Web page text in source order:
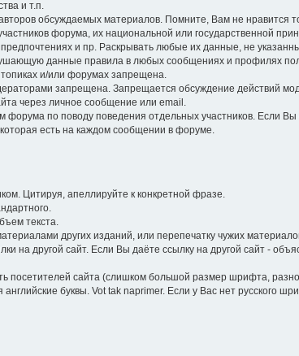
и т.п.
обсуждаемых материалов. Помните, Вам не нравится
форума, их национальной или государственной
предпочтениях и пр. Раскрывать любые их данные, не
данные правила в любых сообщениях и профилях
и/или форумах запрещена.
запрещена. Запрещается обсуждение действий
через личное сообщение или email.
форума по поводу поведения отдельных участников. Если
есть на каждом сообщении в форуме.
Цитируя, апеллируйте к конкретной фразе.
текста.
других изданий, или перепечатку чужих
на другой сайт. Если Вы даёте ссылку на другой сайт -
посетителей сайта (слишком большой размер шрифта,
буквы. Vot tak naprimer. Если у Вас нет русского